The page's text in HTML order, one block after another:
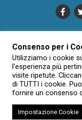
CONDIZIONI DI
Creative Commons
Consenso per i
Utilizziamo i cookie
l'esperienza più
visite ripetute.
di TUTTI i cookie.
fornire un consenso
Impostazione Cookie